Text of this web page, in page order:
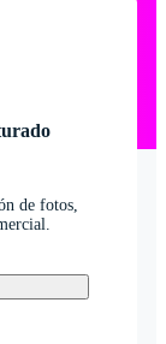
de fotos,